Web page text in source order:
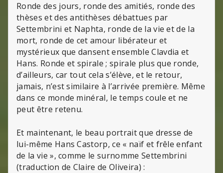
Ronde des jours, ronde des amitiés, ronde des
thèses et des antithèses débattues par
Settembrini et Naphta, ronde de la vie et de la
mort, ronde de cet amour libérateur et
mystérieux que dansent ensemble Clavdia et
Hans. Ronde et spirale ; spirale plus que ronde,
d’ailleurs, car tout cela s’élève, et le retour,
jamais, n’est similaire à l’arrivée première. Même
dans ce monde minéral, le temps coule et ne
peut être retenu.
Et maintenant, le beau portrait que dresse de
lui-même Hans Castorp, ce « naïf et frêle enfant
de la vie », comme le surnomme Settembrini
(traduction de Claire de Oliveira) :